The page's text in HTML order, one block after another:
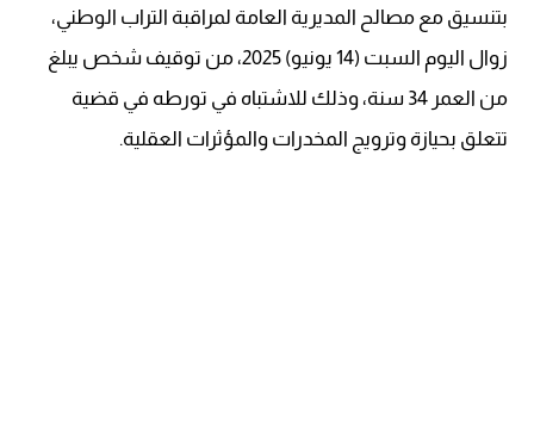
بتنسيق مع مصالح المديرية العامة لمراقبة التراب الوطني،
زوال اليوم السبت (14 يونيو) 2025، من توقيف شخص يبلغ
من العمر 34 سنة، وذلك للاشتباه في تورطه في قضية
تتعلق بحيازة وترويج المخدرات والمؤثرات العقلية.